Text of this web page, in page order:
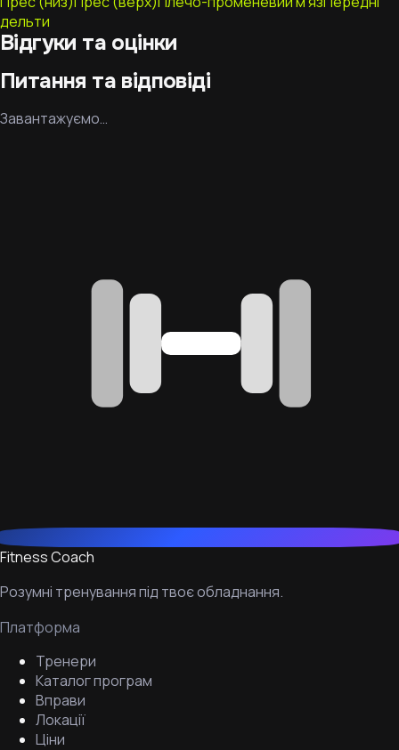
дельти
Відгуки та оцінки
Питання та відповіді
Завантажуємо…
Fitness Coach
Розумні тренування під твоє обладнання.
Платформа
Тренери
Каталог програм
Вправи
Локації
Ціни